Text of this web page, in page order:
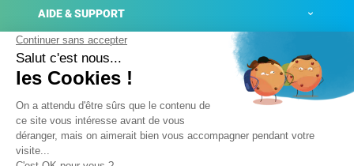
AIDE & SUPPORT
ACTUALITÉS
Mentions légales